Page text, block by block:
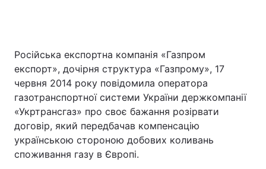
Російська експортна компанія «Газпром
експорт», дочірня структура «Газпрому», 17
червня 2014 року повідомила оператора
газотранспортної системи України держкомпанії
«Укртрансгаз» про своє бажання розірвати
договір, який передбачав компенсацію
українською стороною добових коливань
споживання газу в Європі.